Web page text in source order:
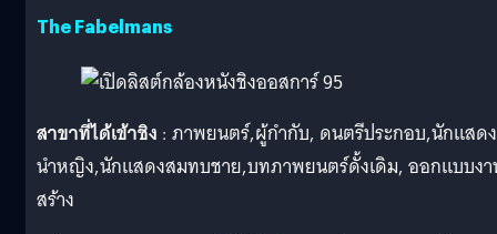
The Fabelmans
สาขาที่ได้เข้าชิง : ภาพยนตร์,ผู้กำกับ, ดนตรีประกอบ,นักแสดง
นำหญิง,นักแสดงสมทบชาย,บทภาพยนตร์ดั้งเดิม, ออกแบบง
สร้าง